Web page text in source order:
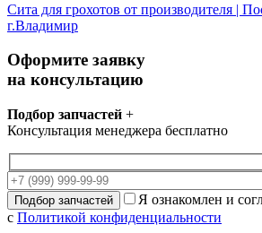
Сита для грохотов от производителя |
г.Владимир
Оформите заявку
на консультацию
Подбор запчастей +
Консультация менеджера бесплатно
Я ознакомлен и
с Политикой конфиденциальности